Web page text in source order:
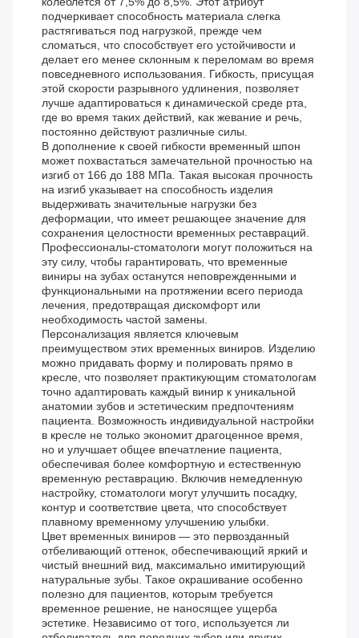
подчеркивает способность материала слегка
растягиваться под нагрузкой, прежде чем
сломаться, что способствует его устойчивости и
делает его менее склонным к переломам во время
повседневного использования. Гибкость, присущая
этой скорости разрывного удлинения, позволяет
лучше адаптироваться к динамической среде рта,
где во время таких действий, как жевание и речь,
постоянно действуют различные силы.
В дополнение к своей гибкости временный шпон
может похвастаться замечательной прочностью на
изгиб от 166 до 188 МПа. Такая высокая прочность
на изгиб указывает на способность изделия
выдерживать значительные нагрузки без
деформации, что имеет решающее значение для
сохранения целостности временных реставраций.
Профессионалы-стоматологи могут положиться на
эту силу, чтобы гарантировать, что временные
виниры на зубах останутся неповрежденными и
функциональными на протяжении всего периода
лечения, предотвращая дискомфорт или
необходимость частой замены.
Персонализация является ключевым
преимуществом этих временных виниров. Изделию
можно придавать форму и полировать прямо в
кресле, что позволяет практикующим стоматологам
точно адаптировать каждый винир к уникальной
анатомии зубов и эстетическим предпочтениям
пациента. Возможность индивидуальной настройки
в кресле не только экономит драгоценное время,
но и улучшает общее впечатление пациента,
обеспечивая более комфортную и естественную
временную реставрацию. Включив немедленную
настройку, стоматологи могут улучшить посадку,
контур и соответствие цвета, что способствует
плавному временному улучшению улыбки.
Цвет временных виниров — это первозданный
отбеливающий оттенок, обеспечивающий яркий и
чистый внешний вид, максимально имитирующий
натуральные зубы. Такое окрашивание особенно
полезно для пациентов, которым требуется
временное решение, не наносящее ущерба
эстетике. Независимо от того, используется ли